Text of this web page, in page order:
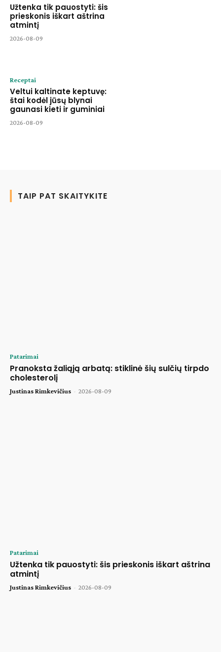
Užtenka tik pauostyti: šis
prieskonis iškart aštrina
atmintį
2026-08-09
Receptai
Veltui kaltinate keptuvę:
štai kodėl jūsų blynai
gaunasi kieti ir guminiai
2026-08-09
TAIP PAT SKAITYKITE
Patarimai
Pranoksta žaliąją arbatą: stiklinė šių sulčių tirpdo
cholesterolį
Justinas Rimkevičius - 2026-08-09
Patarimai
Užtenka tik pauostyti: šis prieskonis iškart aštrina
atmintį
Justinas Rimkevičius - 2026-08-09